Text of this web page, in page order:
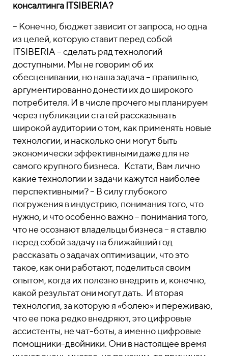
консалтинга ITSIBERIA?
– Конечно, бюджет зависит от запроса, но одна
из целей, которую ставит перед собой
ITSIBERIA – сделать ряд технологий
доступными. Мы не говорим об их
обесценивании, но наша задача – правильно,
аргументированно донести их до широкого
потребителя. И в числе прочего мы планируем
через публикации статей рассказывать
широкой аудитории о том, как применять новые
технологии, и насколько они могут быть
экономически эффективными даже для не
самого крупного бизнеса. Кстати, Вам лично
какие технологии и задачи кажутся наиболее
перспективными? – В силу глубокого
погружения в индустрию, понимания того, что
нужно, и что особенно важно – понимания того,
что не осознают владельцы бизнеса – я ставлю
перед собой задачу на ближайший год
рассказать о задачах оптимизации, что это
такое, как они работают, поделиться своим
опытом, когда их полезно внедрить и, конечно,
какой результат они могут дать. И вторая
технология, за которую я «болею» и переживаю,
что ее пока редко внедряют, это цифровые
ассистенты, не чат-боты, а именно цифровые
помощники-двойники. Они в настоящее время